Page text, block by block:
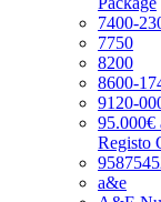
7400-
7750
8200
8600-
9120-
95.000€
Registo
a&e